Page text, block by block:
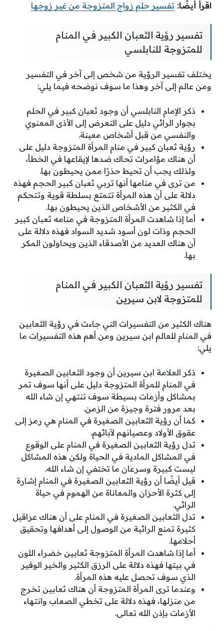
اقرأ أيضًا: تفسير حلم زواج المتزوجة من غير زوجها
تفسير رؤية الثعبان الكبير في المنام
للمتزوجة للنابلسي
يختلف تفسير الرؤية من شخص إلى آخر في التفسير
ومن عالم إلى آخر وهذا ما سوف نوضحه فيما يلي:
ذكر الإمام النابلسي أن وجود ثعبان كبير في الحلم
بجوار الرائي دليل على التعرض إلى الأذى المعنوي
والنفسي من قبل أشخاص معينة.
رؤية ثعبان كبير في منام المرأة المتزوجة دليل على
أن هناك مؤامرات تحاك ضدها لإيقاعها في الخطأ،
ولذلك يجب أن تحيط حذرًا ممن يحيطون بها.
من ترى في منامها أنها تربي ثعبان كبير الحجم فهذه
دلالة على أن هذه المرأة تتمتع بسلطة قوية وتتحكم
في الكثير من الأشخاص الذين يحيطون بها.
أما إذا شاهدت المرأة المتزوجة في منامه ثعبان كبير
الحجم وذات لون أسود شديد السواد فهذه دلالة على
أن هناك العديد من الأصدقاء الذين ويحاولون المكر
بها.
تفسير رؤية الثعبان الكبير في المنام
للمتزوجة لابن سيرين
هناك الكثير من التفسيرات التي جاءت في رؤية الثعابين
في المنام للعالم ابن سيرين ومن أهم هذه التفسيرات ما
يلي:
ذكر العلامة ابن سيرين أن وجود الثعابين الصغيرة
في المنام للمرأة المتزوجة دليل على أنها سوف تمر
بمشاكل وأزمات بسيطة سوف تنتهي إن شاء الله
بعد مرور فترة وجيزة من الزمن.
كما أن رؤية الثعابين الصغيرة في المنام هي رمز إلى
عقوق الأولاد وعصيانهم لآبائهم.
تدل رؤية الثعابين الصغيرة في المنام على الوقوع
في المشاكل المادية في الحياة ولكن هذه المشاكل
ليست كبيرة وسرعان ما تختفي إن شاء الله.
قيل أيضًا أن رؤية الثعابين الصغيرة في المنام إشارة
إلى كثرة الأحزان والمعاناة من الهموم في حياة
الرائي.
تدل الثعابين الصغيرة في المنام على أن هناك عراقيل
كثيرة تمنع الرائية من الوصول إلى أهدافها وتحقيق
أحلامها.
أما إذا شاهدت المرأة المتزوجة ثعابين خضراء اللون
في بيتها فهذه دلالة على الرزق الكثير والخير الوفير
الذي سوف تحصل عليه هذه المرأة.
وعندما ترى المرأة المتزوجة أن هناك ثعابين تخرج
من منزلها، فهذه دلالة على تخطي الصعاب وانتهاء
الأزمات بإذن الله تعالى.